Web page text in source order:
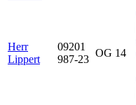
Herr
Lippert
09201
987-23
OG 14